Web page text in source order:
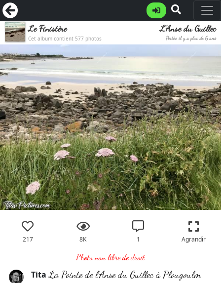
Le Finistère
Cet album contient 577 photos
L’Anse du Guillec
Postée il y a plus de 6 ans
217 8K 1 Agrandir
Photo non libre de droit
Tita La Pointe de l’Anse du Guillec à Plougoulm